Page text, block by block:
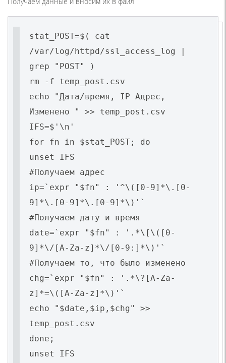
stat_POST=$( cat
/var/log/httpd/ssl_access_log |
grep "POST" )
rm -f temp_post.csv
echo "Дата/время, IP Адрес,
Изменено " >> temp_post.csv
IFS=$'\n'
for fn in $stat_POST; do
unset IFS
#Получаем адрес
ip=`expr "$fn" : '^\([0-9]*\.[0-
9]*\.[0-9]*\.[0-9]*\)'`
#Получаем дату и время
date=`expr "$fn" : '.*\[\([0-
9]*\/[A-Za-z]*\/[0-9:]*\)'`
#Получаем то, что было изменено
chg=`expr "$fn" : '.*\?[A-Za-
z]*=\([A-Za-z]*\)'`
echo "$date,$ip,$chg" >>
temp_post.csv
done;
unset IFS